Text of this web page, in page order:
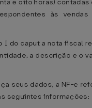
e oito horas)
às vendas
I do caput a nota fiscal
a descrição e o
seus dados, a NF-e
seguintes informações: